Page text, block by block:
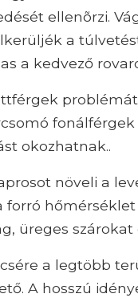
ellenõrzi.
a
a kedvező
okozhatnak..
növeli a
forró
üreges
a legtöbb
A hosszú